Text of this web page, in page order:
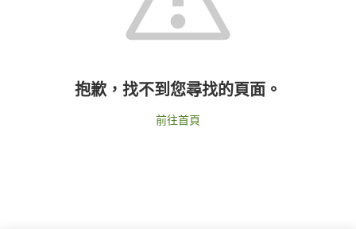
抱歉，找不到您尋找的頁面。
前往首頁